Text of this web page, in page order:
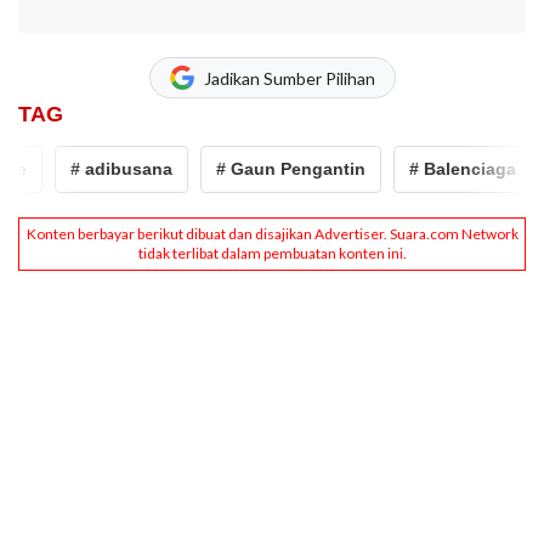
Jadikan Sumber Pilihan
TAG
# adibusana # Gaun Pengantin # Balenciaga